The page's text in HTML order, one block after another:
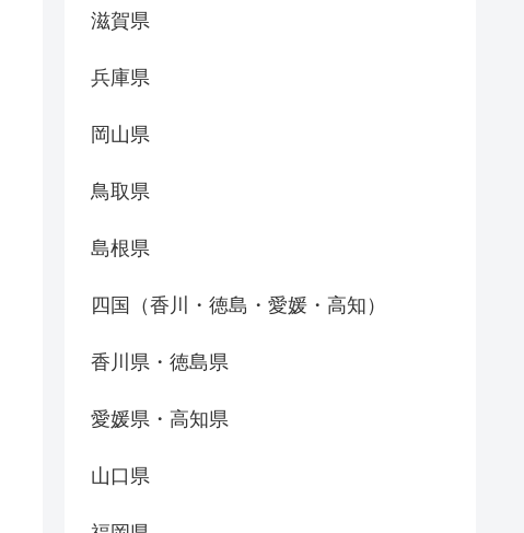
滋賀県
兵庫県
岡山県
鳥取県
島根県
四国（香川・徳島・愛媛・高知）
香川県・徳島県
愛媛県・高知県
山口県